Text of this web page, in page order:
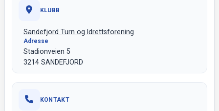
KLUBB
Sandefjord Turn og Idrettsforening
Adresse
Stadionveien 5
3214 SANDEFJORD
KONTAKT